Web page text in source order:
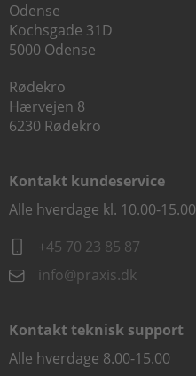
Odense
Kochsgade 31D
5000 Odense
Rødekro
Hærvejen 8
6230 Rødekro
Kontakt kundeservice
Alle hverdage kl. 10.00-15.00
+45 70 23 85 87
info@praxis.dk
Kontakt teknisk support
Alle hverdage 8.00-15.00